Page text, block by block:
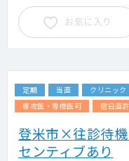
お気に入り
定期 当直 クリニック
専攻医・専修医可
宿日直
登米市×往診待
センティブあり